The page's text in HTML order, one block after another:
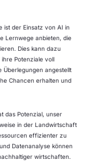
ist der Einsatz von AI in
Lernwege anbieten, die
Dies kann dazu
Potenziale voll
Überlegungen angestellt
Chancen erhalten und
das Potenzial, unser
in der Landwirtschaft
effizienter zu
Datenanalyse können
wirtschaften.